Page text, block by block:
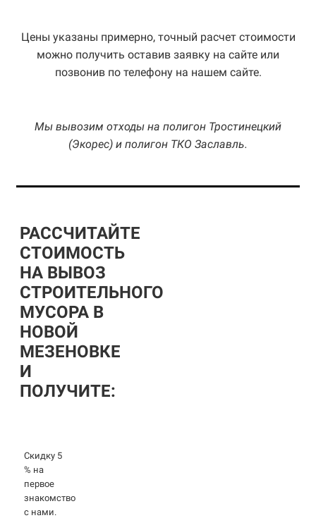
Цены указаны примерно, точный расчет стоимости
можно получить оставив заявку на сайте или
позвонив по телефону на нашем сайте.
Мы вывозим отходы на полигон Тростинецкий
(Экорес) и полигон ТКО Заславль.
РАССЧИТАЙТЕ
СТОИМОСТЬ
НА ВЫВОЗ
СТРОИТЕЛЬНОГО
МУСОРА В
НОВОЙ
МЕЗЕНОВКЕ
И
ПОЛУЧИТЕ:
Скидку 5
% на
первое
знакомство
с нами.